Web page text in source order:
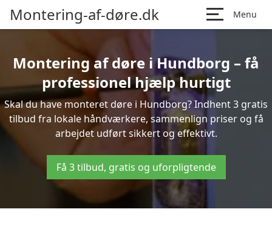
Montering-af-døre.dk Menu
Montering af døre i Hundborg – få
professionel hjælp hurtigt
Skal du have monteret døre i Hundborg? Indhent 3 gratis
tilbud fra lokale håndværkere, sammenlign priser og få
arbejdet udført sikkert og effektivt.
Få 3 tilbud, gratis og uforpligtende